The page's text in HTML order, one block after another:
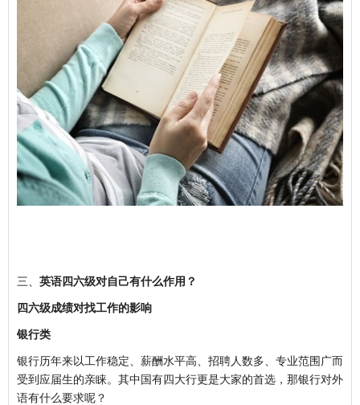
三、 英语四六级对自己有什么作用？
四六级成绩对找工作的影响
银行类
银行历年来以工作稳定、薪酬水平高、招聘人数多、专业范围广而
受到应届生的亲睐。其中国有四大行更是大家的首选，那银行对外
语有什么要求呢？